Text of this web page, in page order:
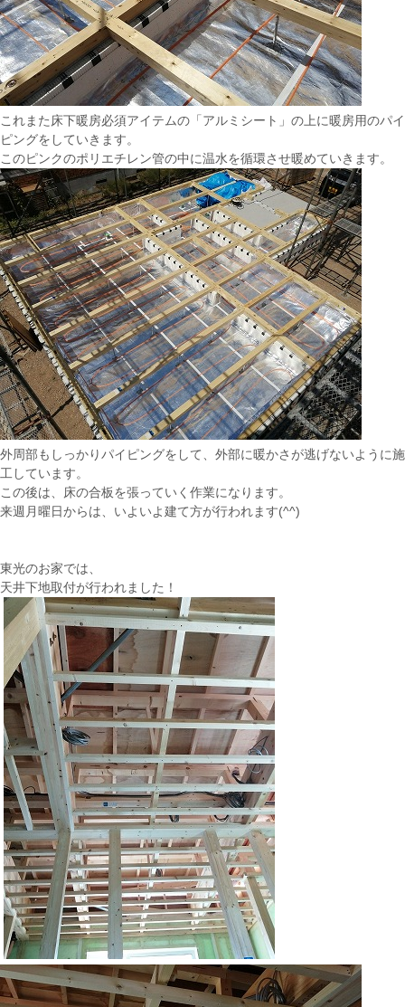
これまた床下暖房必須アイテムの「アルミシート」の上に暖房用のパイ
ピングをしていきます。
このピンクのポリエチレン管の中に温水を循環させ暖めていきます。
外周部もしっかりパイピングをして、外部に暖かさが逃げないように施
工しています。
この後は、床の合板を張っていく作業になります。
来週月曜日からは、いよいよ建て方が行われます(^^)
東光のお家では、
天井下地取付が行われました！